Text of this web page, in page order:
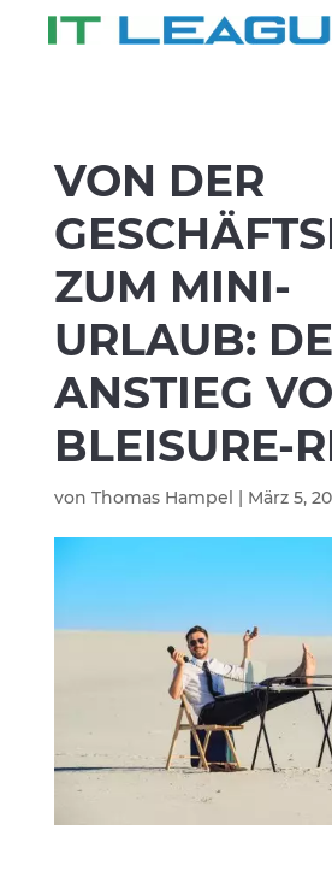
VON DER
ZUM MINI-
URLAUB:
ANSTIEG
BLEISURE-
von Thomas Hampel | März 5,